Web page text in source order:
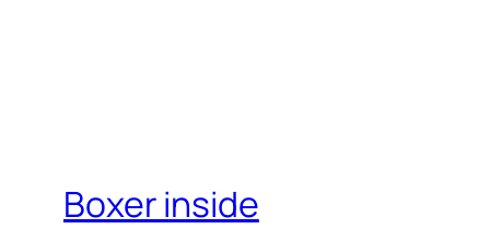
Boxer inside